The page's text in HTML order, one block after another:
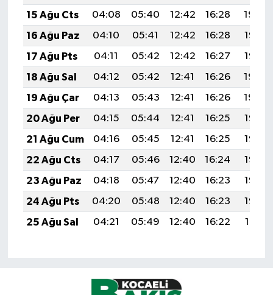
15 Ağu Cts
04:08 05:40 12:42 16:28
19:34
16 Ağu Paz
04:10 05:41 12:42 16:28
19:33
17 Ağu Pts
04:11 05:42 12:42 16:27
19:32
18 Ağu Sal
04:12 05:42 12:41 16:26
19:30
19 Ağu Çar
04:13 05:43 12:41 16:26
19:29
20 Ağu Per
04:15 05:44 12:41 16:25
19:28
21 Ağu Cum
04:16 05:45 12:41 16:25
19:26
22 Ağu Cts
04:17 05:46 12:40 16:24
19:25
23 Ağu Paz
04:18 05:47 12:40 16:23
19:23
24 Ağu Pts
04:20 05:48 12:40 16:23
19:22
25 Ağu Sal
04:21 05:49 12:40 16:22 19:21